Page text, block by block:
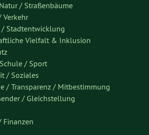
/ Straßenbäume
/ Stadtentwicklung
Vielfalt & Inklusion
/ Sport
/ Soziales
/ Transparenz / Mitbestimmung
/ Gleichstellung
Finanzen